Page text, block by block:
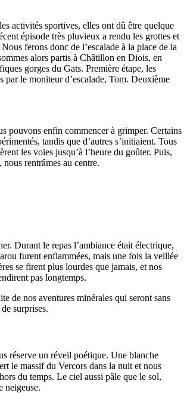
activités sportives, elles ont dû être quelque
épisode très pluvieux a rendu les grottes et
ferons donc de l’escalade à la place de la
alors partis à Châtillon en Diois, en
gorges du Gats. Première étape, les
par le moniteur d’escalade, Tom. Deuxième
pouvons enfin commencer à grimper. Certains
tandis que d’autres s’initiaient. Tous
les voies jusqu’à l’heure du goûter. Puis,
rentrâmes au centre.
Durant le repas l’ambiance était électrique,
furent enflammées, mais une fois la veillée
se firent plus lourdes que jamais, et nos
pas longtemps.
de nos aventures minérales qui seront sans
surprises.
réserve un réveil poétique. Une blanche
le massif du Vercors dans la nuit et nous
du temps. Le ciel aussi pâle que le sol,
neigeuse.